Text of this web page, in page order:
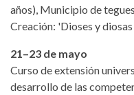
años), Municipio de
Creación: 'Dioses y
21–23 de mayo
Curso de extensión
desarrollo de las